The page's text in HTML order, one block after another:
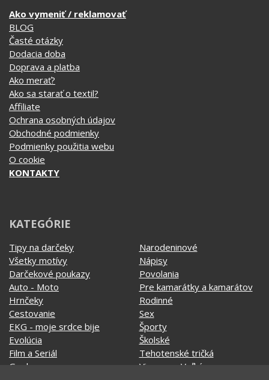
Ako vymeniť / reklamovať
BLOG
Časté otázky
Dodacia doba
Doprava a platba
Ako merať?
Ako sa starať o textil?
Affiliate
Ochrana osobných údajov
Obchodné podmienky
Podmienky použitia webu
O cookie
KONTAKTY
KATEGÓRIE
Tipy na darčeky
Všetky motívy
Darčekové poukazy
Auto - Moto
Hrnčeky
Cestovanie
EKG - moje srdce bije
Evolúcia
Film a Seriál
Geek
Narodeninové
Nápisy
Povolania
Pre kamarátky a kamarátov
Rodinné
Sex
Športy
Školské
Tehotenské tričká
Vianoce a Veľká noc